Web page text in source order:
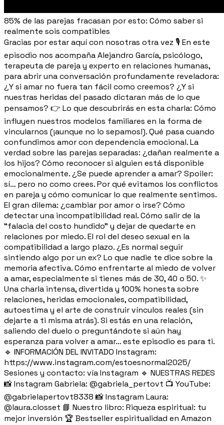
85% de las parejas fracasan por esto: Cómo saber si
realmente sois compatibles
Gracias por estar aquí con nosotras otra vez 🎙️ En este
episodio nos acompaña Alejandro García, psicólogo,
terapeuta de pareja y experto en relaciones humanas,
para abrir una conversación profundamente reveladora:
¿Y si amar no fuera tan fácil como creemos? ¿Y si
nuestras heridas del pasado dictaran más de lo que
pensamos? 👉 Lo que descubrirás en esta charla: Cómo
influyen nuestros modelos familiares en la forma de
vincularnos (¡aunque no lo sepamos!). Qué pasa cuando
confundimos amor con dependencia emocional. La
verdad sobre las parejas separadas: ¿dañan realmente a
los hijos? Cómo reconocer si alguien está disponible
emocionalmente. ¿Se puede aprender a amar? Spoiler:
sí… pero no como crees. Por qué evitamos los conflictos
en pareja y cómo comunicar lo que realmente sentimos.
El gran dilema: ¿cambiar por amor o irse? Cómo
detectar una incompatibilidad real. Cómo salir de la
“falacia del costo hundido” y dejar de quedarte en
relaciones por miedo. El rol del deseo sexual en la
compatibilidad a largo plazo. ¿Es normal seguir
sintiendo algo por un ex? Lo que nadie te dice sobre la
memoria afectiva. Cómo enfrentarte al miedo de volver
a amar, especialmente si tienes más de 30, 40 o 50. ✨
Una charla intensa, divertida y 100% honesta sobre
relaciones, heridas emocionales, compatibilidad,
autoestima y el arte de construir vínculos reales (sin
dejarte a ti misma atrás). Si estás en una relación,
saliendo del duelo o preguntándote si aún hay
esperanza para volver a amar… este episodio es para ti.
🔹 INFORMACIÓN DEL INVITADO Instagram:
https://www.instagram.com/estoesnormal2025/
Sesiones y contacto: vía Instagram 🔹 NUESTRAS REDES
📸 Instagram Gabriela: @gabriela_pertovt 📺 YouTube:
@gabrielapertovt8338 📸 Instagram Laura:
@laura.closset 📘 Nuestro libro: Riqueza espiritual: tu
mejor inversión 🏆 Bestseller espiritualidad en Amazon